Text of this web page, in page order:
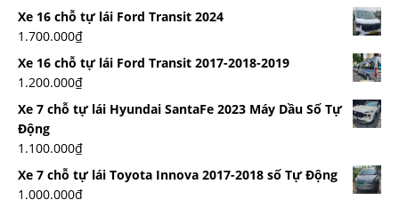
Xe 16 chỗ tự lái Ford Transit 2024
1.700.000₫
Xe 16 chỗ tự lái Ford Transit 2017-2018-2019
1.200.000₫
Xe 7 chỗ tự lái Hyundai SantaFe 2023 Máy Dầu Số Tự
Động
1.100.000₫
Xe 7 chỗ tự lái Toyota Innova 2017-2018 số Tự Động
1.000.000₫